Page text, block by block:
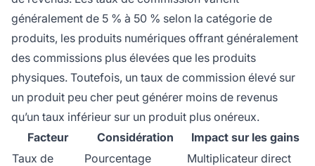
généralement de 5 % à 50 % selon la catégorie de
produits, les produits numériques offrant généralement
des commissions plus élevées que les produits
physiques. Toutefois, un taux de commission élevé sur
un produit peu cher peut générer moins de revenus
qu’un taux inférieur sur un produit plus onéreux.
Facteur
Considération
Impact sur les gains
Taux de
Pourcentage
Multiplicateur direct